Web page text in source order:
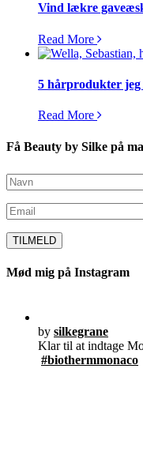
Vind lækre
Read More
5 hårprodukter jeg
Read More
Få Beauty by Silke på
Mød mig på Instagram
by silkegrane
Klar til at indtage
#biothermmonaco